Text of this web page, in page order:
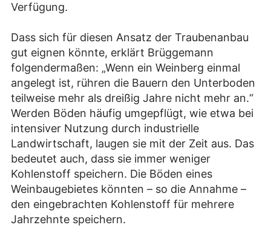
Verfügung.
Dass sich für diesen Ansatz der Traubenanbau
gut eignen könnte, erklärt Brüggemann
folgendermaßen: „Wenn ein Weinberg einmal
angelegt ist, rühren die Bauern den Unterboden
teilweise mehr als dreißig Jahre nicht mehr an.“
Werden Böden häufig umgepflügt, wie etwa bei
intensiver Nutzung durch industrielle
Landwirtschaft, laugen sie mit der Zeit aus. Das
bedeutet auch, dass sie immer weniger
Kohlenstoff speichern. Die Böden eines
Weinbaugebietes könnten – so die Annahme –
den eingebrachten Kohlenstoff für mehrere
Jahrzehnte speichern.